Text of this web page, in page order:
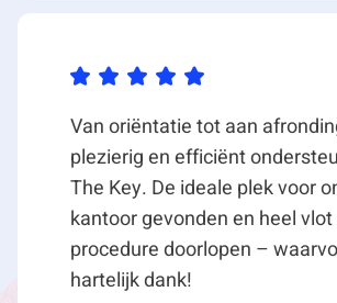
Van oriëntatie tot aan
plezierig en efficiënt
The Key. De ideale plek voor
kantoor gevonden en heel vlot
procedure doorlopen –
hartelijk dank!